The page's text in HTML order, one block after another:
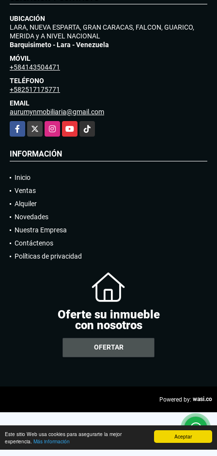
Aceptar
Este sitio Web usa cookies para asegurarte la mejor
experiencia. Más información
UBICACIÓN
LARA, NUEVA ESPARTA, GRAN CARACAS, FALCON, GUARICO,
MERIDA y A NIVEL NACIONAL
Barquisimeto - Lara - Venezuela
MÓVIL
+584143504471
TELÉFONO
+582517175771
EMAIL
aurumynmobiliaria@gmail.com
Facebook
InstagramYouTubeTikTok
INFORMACIÓN
Inicio
Ventas
Alquiler
Novedades
Nuestra Empresa
Contáctenos
Políticas de privacidad
Oferte su inmueble
con nosotros
OFERTAR
Powered by: wasi.co